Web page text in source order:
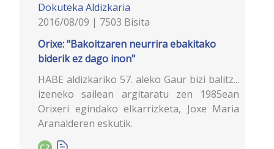
Dokuteka Aldizkaria
2016/08/09 | 7503 Bisita
Orixe: "Bakoitzaren neurrira ebakitako
biderik ez dago inon"
HABE aldizkariko 57. aleko Gaur bizi balitz...
izeneko sailean argitaratu zen 1985ean
Orixeri egindako elkarrizketa, Joxe Maria
Aranalderen eskutik.